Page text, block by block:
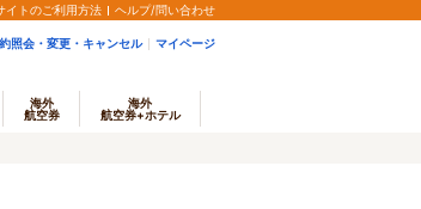
イトのご利用方法 ヘルプ/問い合わせ
照会・変更・キャンセル マイページ
海外
航空券
海外
航空券+ホテル